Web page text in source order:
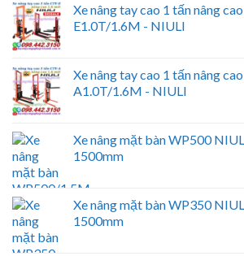
Xe nâng tay cao 1 tấn nâng
E1.0T/1.6M - NIULI
Xe nâng tay cao 1 tấn nâng
A1.0T/1.6M - NIULI
Xe nâng mặt bàn WP500
1500mm
Xe nâng mặt bàn WP350
1500mm